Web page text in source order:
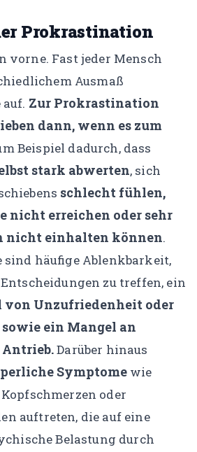
Prokrastination
vorne. Fast jeder Mensch
Ausmaß
Zur Prokrastination
dann, wenn es zum
Beispiel dadurch, dass
stark abwerten, sich
schlecht fühlen,
nicht erreichen oder sehr
nicht einhalten können.
sind häufige Ablenkbarkeit,
zu treffen, ein
von Unzufriedenheit oder
ein Mangel an
Darüber hinaus
Symptomewie
oder
auftreten, die auf eine
Belastung durch